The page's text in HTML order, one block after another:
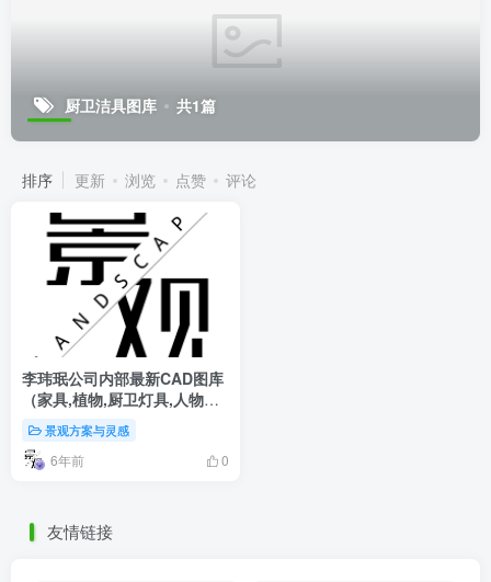
厨卫洁具图库 共1篇
排序 更新 浏览 点赞 评论
李玮珉公司内部最新CAD图库
（家具,植物,厨卫灯具,人物
等）景观方案与灵感
6年前 0
友情链接